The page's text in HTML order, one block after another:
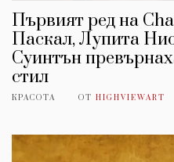
Първият ред на
Паскал, Лупита
Суинтън
стил
КРАСОТА ОТ HIGHVIEWART